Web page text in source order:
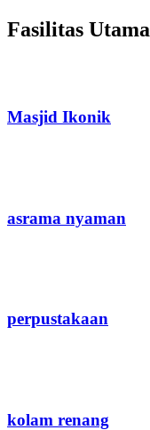
Fasilitas Utama
Masjid Ikonik
asrama nyaman
perpustakaan
kolam renang